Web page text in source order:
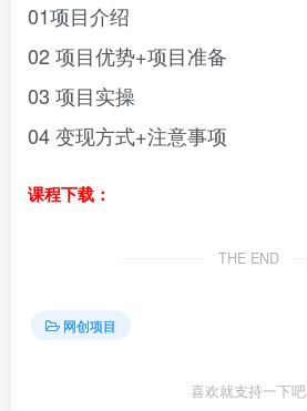
01项目介绍
02 项目优势+项目准备
03 项目实操
04 变现方式+注意事项
课程下载：
THE END
网创项目
喜欢就支持一下吧